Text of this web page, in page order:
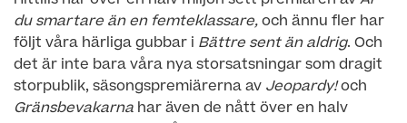
du smartare än en femteklassare, och ännu fler har
följt våra härliga gubbar i Bättre sent än aldrig. Och
det är inte bara våra nya storsatsningar som dragit
storpublik, säsongspremiärerna av Jeopardy!och
Gränsbevakarna har även de nått över en halv